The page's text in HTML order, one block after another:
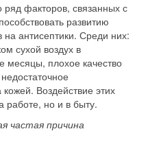
факторов, связанных с
развитию
антисептики. Среди них:
сухой воздух в
месяцы, плохое качество
Воздействие этих
работе, но и в быту.
частая причина